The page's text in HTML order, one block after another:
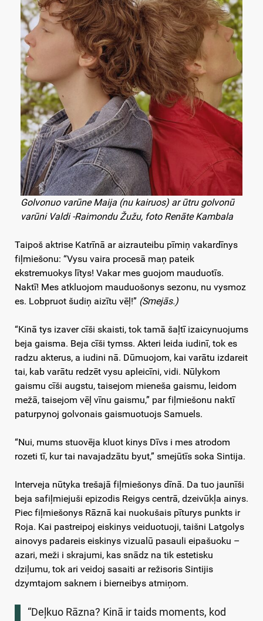
Golvonuo varūne Maija (nu kairuos) ar ūtru golvonū
varūni Valdi -Raimondu Žužu, foto Renāte Kambala
Taipoš aktrise Katrīnā ar aizrauteibu pīmiņ vakardīnys
fiļmiešonu: “Vysu vaira procesā maņ pateik
ekstremuokys lītys! Vakar mes guojom mauduotīs.
Naktī! Mes atkluojom mauduošonys sezonu, nu vysmoz
es. Lobpruot šudiņ aizītu vēļ!” (Smejās.)
“Kinā tys izaver cīši skaisti, tok tamā šaļtī izaicynuojums
beja gaisma. Beja cīši tymss. Akteri leida iudinī, tok es
radzu akterus, a iudini nā. Dūmuojom, kai varātu izdareit
tai, kab varātu redzēt vysu apleicīni, vidi. Nūlykom
gaismu cīši augstu, taisejom mieneša gaismu, leidom
mežā, taisejom vēļ vīnu gaismu,” par fiļmiešonu naktī
paturpynoj golvonais gaismuotuojs Samuels.
“Nui, mums stuovēja kluot kinys Dīvs i mes atrodom
rozeti tī, kur tai navajadzātu byut,” smejūtīs soka Sintija.
Interveja nūtyka trešajā fiļmiešonys dīnā. Da tuo jaunīši
beja safiļmiejuši epizodis Reigys centrā, dzeivūkļa ainys.
Piec fiļmiešonys Rāznā kai nuokušais pīturys punkts ir
Roja. Kai pastreipoj eiskinys veiduotuoji, taišni Latgolys
ainovys padareis eiskinys vizualū pasauli eipašuoku –
azari, meži i skrajumi, kas snādz na tik estetisku
dziļumu, tok ari veidoj sasaiti ar režisoris Sintijis
dzymtajom saknem i bierneibys atmiņom.
“Deļkuo Rāzna? Kinā ir taids moments, kod